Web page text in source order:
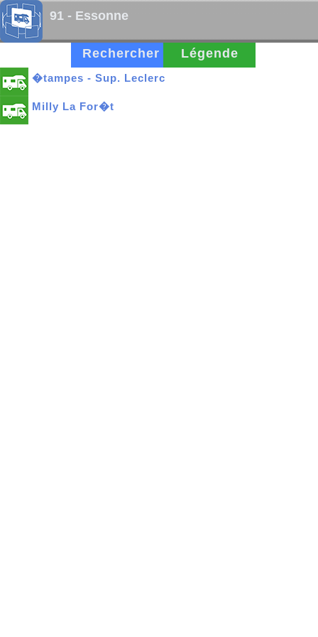
91 - Essonne
Rechercher Légende
�tampes - Sup. Leclerc
Milly La For�t